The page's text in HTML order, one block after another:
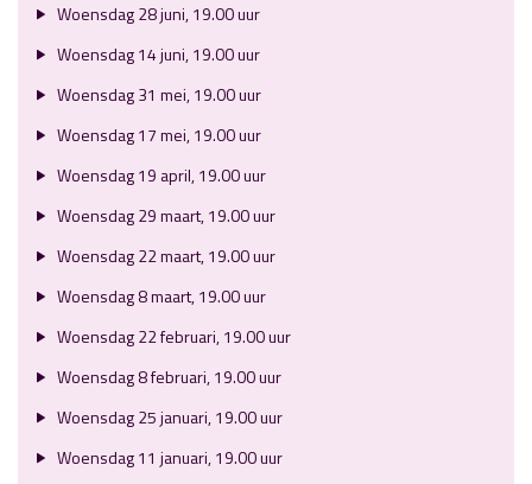
Woensdag 28 juni, 19.00 uur
Woensdag 14 juni, 19.00 uur
Woensdag 31 mei, 19.00 uur
Woensdag 17 mei, 19.00 uur
Woensdag 19 april, 19.00 uur
Woensdag 29 maart, 19.00 uur
Woensdag 22 maart, 19.00 uur
Woensdag 8 maart, 19.00 uur
Woensdag 22 februari, 19.00 uur
Woensdag 8 februari, 19.00 uur
Woensdag 25 januari, 19.00 uur
Woensdag 11 januari, 19.00 uur